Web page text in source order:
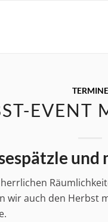
TERMINE
EVENT
und
wir auch den Herbst